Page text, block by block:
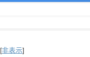
[非表示]